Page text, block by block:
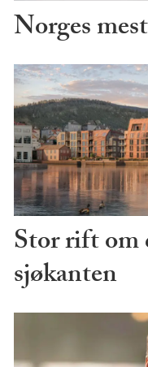
Norges
Stor rift om
sjøkanten